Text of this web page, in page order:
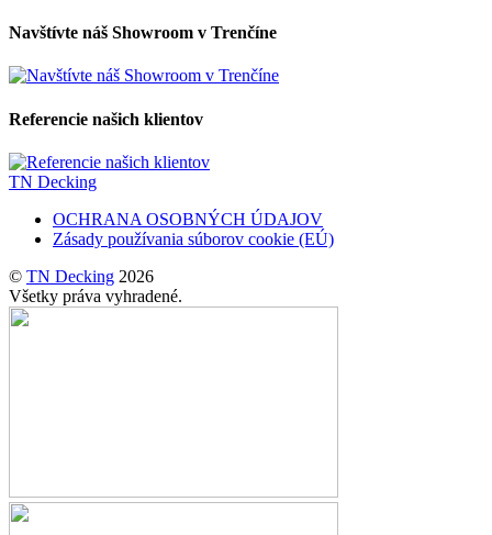
Navštívte náš Showroom v Trenčíne
Referencie našich klientov
TN Decking
OCHRANA OSOBNÝCH ÚDAJOV
Zásady používania súborov cookie (EÚ)
© TN Decking 2026
Všetky práva vyhradené.